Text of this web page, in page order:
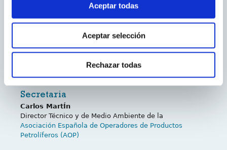
Aceptar todas
Aceptar selección
Rechazar todas
Relaciones internacionales
CEN/TC 336 Bituminous binders
Presidente
Director Técnico de Asfaltos deCepsa Comercial
Petróleo
Secretaria
Carlos MartÍn
Director Técnico y de Medio Ambiente de la
Asociación Española de Operadores de Productos
Petrolíferos (AOP)